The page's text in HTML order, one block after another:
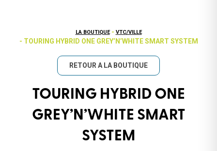
LA BOUTIQUE - VTC/VILLE
- TOURING HYBRID ONE GREY’N’WHITE SMART SYSTEM
RETOUR A LA BOUTIQUE
TOURING HYBRID ONE
GREY’N’WHITE SMART
SYSTEM